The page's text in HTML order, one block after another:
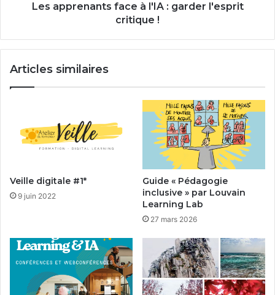
Les apprenants face à l'IA : garder l'esprit
critique !
Articles similaires
Veille digitale #1*
9 juin 2022
Guide « Pédagogie
inclusive » par Louvain
Learning Lab
27 mars 2026